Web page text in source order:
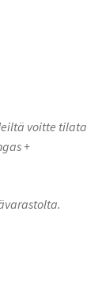
voitte tilata
+